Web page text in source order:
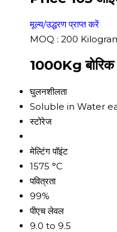
मूल्य/उद्धरण प्राप्त करें
MOQ : 200
1000Kg बोरिक
घुलनशीलता
Soluble in Water
स्टोरेज
मेल्टिंग पॉइंट
1575 °C
पवित्रता
99%
पीएच लेवल
9.0 to 9.5